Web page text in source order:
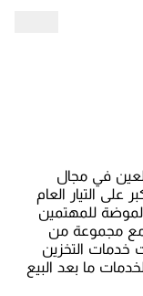
في مجال
على التيار العام
للمهتمين
مع مجموعة من
خدمات التخزين
ما بعد البيع